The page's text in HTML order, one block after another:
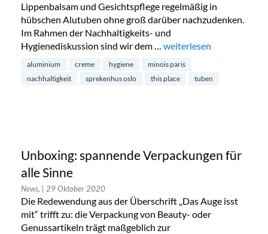
Lippenbalsam und Gesichtspflege regelmäßig in
hübschen Alutuben ohne groß darüber nachzudenken.
Im Rahmen der Nachhaltigkeits- und
Hygienediskussion sind wir dem … „Aluminiumtuben: die
weiterlesen
aluminium creme hygiene
minois paris
nachhaltigkeit
sprekenhus oslo this place tuben
Unboxing: spannende Verpackungen für
alle Sinne
News, | 29 Oktober 2020
Die Redewendung aus der Überschrift „Das Auge isst
mit“ trifft zu: die Verpackung von Beauty- oder
Genussartikeln trägt maßgeblich zur